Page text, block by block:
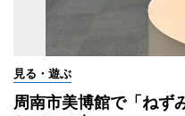
見る・遊ぶ
周南市美博館で「ね